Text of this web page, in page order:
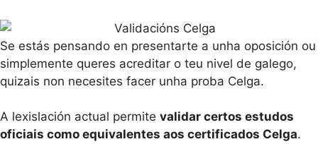
Se estás pensando en presentarte a unha oposición ou
simplemente queres acreditar o teu nivel de galego,
quizais non necesites facer unha proba Celga.
A lexislación actual permite validar certos estudos
oficiais como equivalentes aos certificados Celga.